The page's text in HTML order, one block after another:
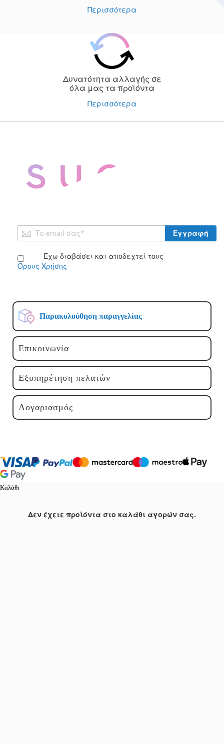
Περισσότερα
Δυνατότητα αλλαγής σε
όλα μας τα προϊόντα
Περισσότερα
Παρακολούθηση παραγγελίας
Επικοινωνία
Εξυπηρέτηση πελατών
Λογαριασμός
Εγγραφή
στο
Δελτίο: Έχω διαβάσει και αποδεχτεί τους
Όρους Χρήσης
Εγγραφή
Καλάθι
Δεν έχετε προϊόντα στο καλάθι αγορών σας.